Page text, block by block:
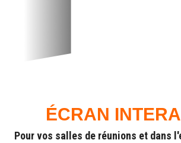
ÉCRAN
Pour vos salles de réunions et dans